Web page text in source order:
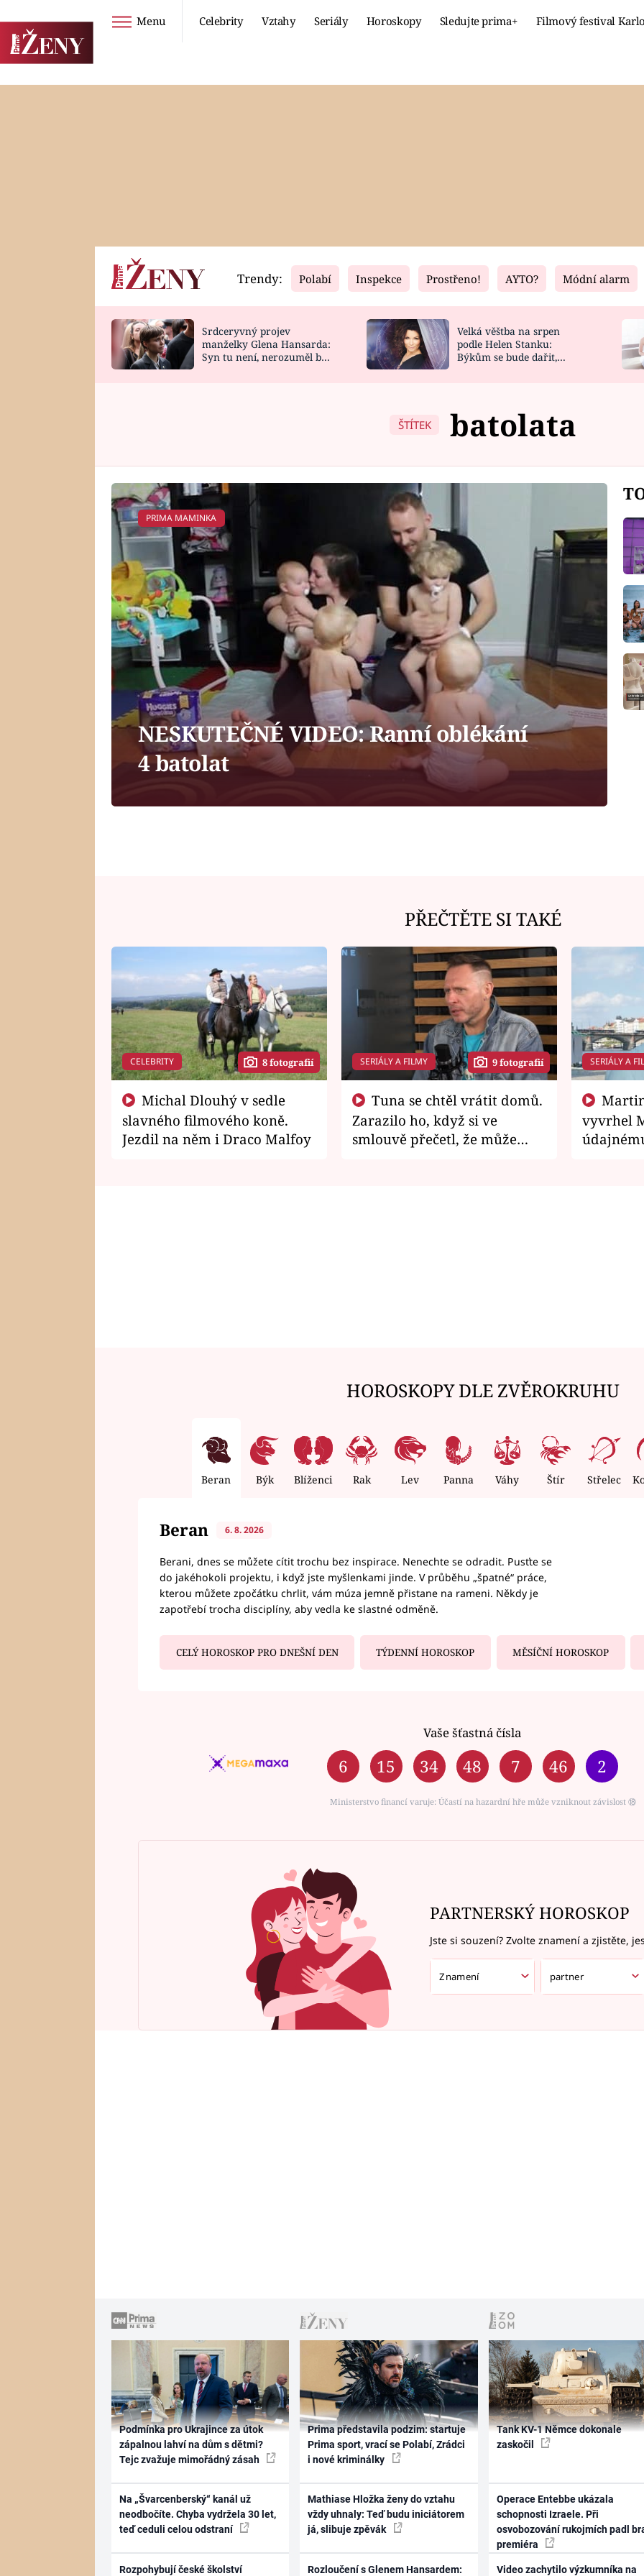
Menu Celebrity Vztahy Seriály Horoskopy Sledujte prima+ Filmový festival
Horoskopy
HOROSKOP NA
Video
CELEBRITY
VAŘENÍ
Fresh
NOVINKY
VIDEORECEPTY
Living
DESIGN
Trendy: Polabí Inspekce Prostřeno! AYTO? Módní alarm
Srdceryvný projev
manželky Glena Hansarda:
Syn tu není, nerozuměl by
Velká věštba na srpen
podle Helen Stanku:
Býkům se bude dařit,
ŠTÍTEK batolata
PRIMA MAMINKA
NESKUTEČNÉ VIDEO: Ranní oblékání
4 batolat
PŘEČTĚTE SI TAKÉ
CELEBRITY 8 fotografií
slavného filmového koně.
Jezdil na něm i Draco Malfoy
SERIÁLY A FILMY 9 fotografií
Zarazilo ho, když si ve
smlouvě přečetl, že může
SERIÁLY A
vyvrhel
HOROSKOPY DLE ZVĚROKRUHU
Beran Býk Blíženci Rak Lev Panna Váhy Štír Střelec
Beran 6. 8. 2026
Berani, dnes se můžete cítit trochu bez inspirace. Nenechte se odradit. Pusťte se
do jakéhokoli projektu, i když jste myšlenkami jinde. V průběhu „špatné“ práce,
kterou můžete zpočátku chrlit, vám múza jemně přistane na rameni. Někdy je
zapotřebí trocha disciplíny, aby vedla ke slastné odměně.
CELÝ HOROSKOP PRO DNEŠNÍ DEN TÝDENNÍ HOROSKOP MĚSÍČNÍ HOROSKOP
Vaše šťastná čísla
6 15 34 48 7 46 2
Ministerstvo financí varuje: Účastí na hazardní hře může vzniknout závislost ⑱
PARTNERSKÝ HOROSKOP
Jste si souzení? Zvolte znamení a zjistěte,
Podmínka pro Ukrajince za útok
zápalnou lahví na dům s dětmi?
Tejc zvažuje mimořádný zásah
Na „Švarcenberský“ kanál už
neodbočíte. Chyba vydržela 30 let,
teď ceduli celou odstraní
Rozpohybují české školství
Prima představila podzim: startuje
Prima sport, vrací se Polabí, Zrádci
i nové kriminálky
Mathiase Hložka ženy do vztahu
vždy uhnaly: Teď budu iniciátorem
já, slibuje zpěvák
Rozloučení s Glenem Hansardem:
Tank KV-1 Němce dokonale
zaskočil
Operace Entebbe ukázala
schopnosti Izraele. Při
osvobozování rukojmích padl
premiéra
Video zachytilo výzkumníka na